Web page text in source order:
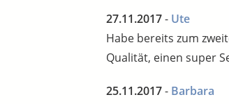
27.11.2017- Ute
Habe bereits zum
Qualität, einen super
25.11.2017- Barbara